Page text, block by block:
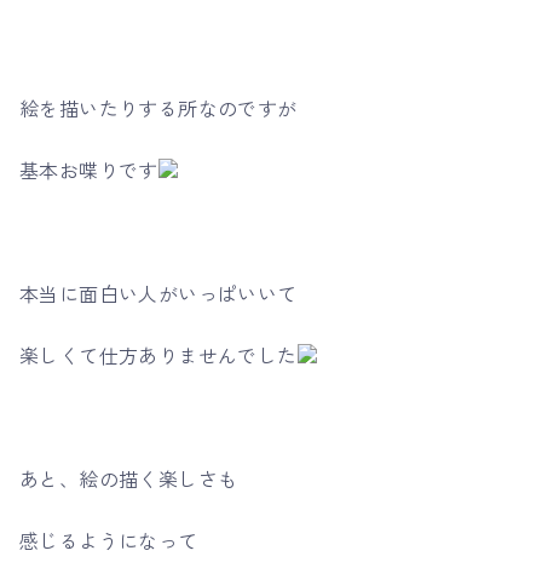
絵を描いたりする所なのですが
基本お喋りです
本当に面白い人がいっぱいいて
楽しくて仕方ありませんでした
あと、絵の描く楽しさも
感じるようになって